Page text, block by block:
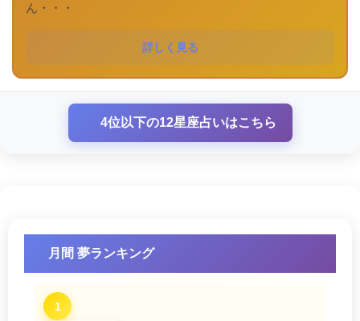
ん・・・
詳しく見る
4位以下の12星座占いはこちら
月間 夢ランキング
1